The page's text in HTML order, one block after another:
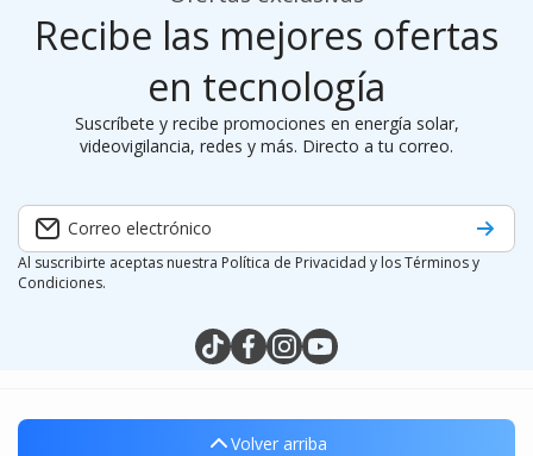
Recibe las mejores ofertas
en tecnología
Suscríbete y recibe promociones en energía solar,
videovigilancia, redes y más. Directo a tu correo.
Correo electrónico
Al suscribirte aceptas nuestra Política de Privacidad y los Términos y
Condiciones.
tiktokcom/@silymx
facebookcom/silymx
instagramcom/silymx
youtubecom/@silymx
wame/525584218080
Volver arriba